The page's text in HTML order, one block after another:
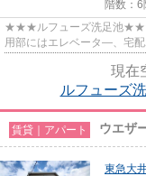
階数：6
★★★ルフューズ洗足池★★★
用部にはエレベータ―、宅
現在
ルフューズ
賃貸｜アパート ウエザ
東急大